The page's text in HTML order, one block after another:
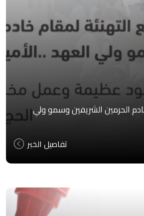
الحرمين الشريفين وسمو ولي
تفاصيل الخبر